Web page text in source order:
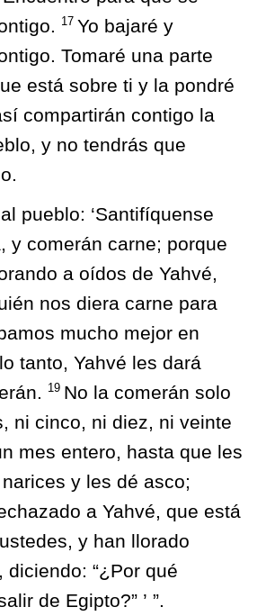
17 Yo bajaré y
Tomaré una parte
está sobre ti y la pondré
compartirán contigo la
y no tendrás que
pueblo: ‘Santifíquense
y comerán carne; porque
a oídos de Yahvé,
nos diera carne para
mucho mejor en
tanto, Yahvé les dará
19 No la comerán solo
ni cinco, ni diez, ni veinte
mes entero, hasta que les
y les dé asco;
a Yahvé, que está
y han llorado
diciendo: “¿Por qué
de Egipto?” ’ ”.